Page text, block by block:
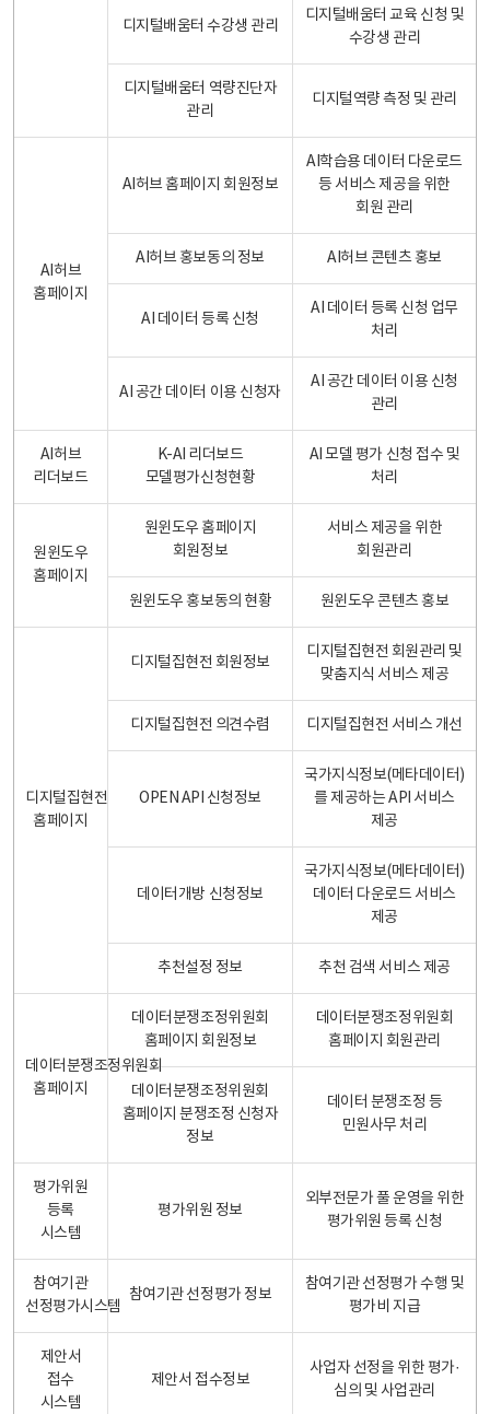
디지털배움터 수강생 관리
디지털배움터 교육 신청 및
수강생 관리
디지털배움터 역량진단자
관리
디지털역량 측정 및 관리
AI허브
홈페이지
AI허브 홈페이지 회원정보
AI학습용 데이터 다운로드
등 서비스 제공을 위한
회원 관리
AI허브 홍보동의 정보 AI허브 콘텐츠 홍보
AI 데이터 등록 신청
AI 데이터 등록 신청 업무
처리
AI 공간 데이터 이용 신청자
AI 공간 데이터 이용 신청
관리
AI허브
리더보드
K-AI 리더보드
모델평가신청현황
AI 모델 평가 신청 접수 및
처리
원윈도우
홈페이지
원윈도우 홈페이지
회원정보
서비스 제공을 위한
회원관리
원윈도우 홍보동의 현황 원윈도우 콘텐츠 홍보
디지털집현전
홈페이지
디지털집현전 회원정보
디지털집현전 회원관리 및
맞춤지식 서비스 제공
디지털집현전 의견수렴 디지털집현전 서비스 개선
OPEN API 신청정보
국가지식정보(메타데이터)
를 제공하는 API 서비스
제공
데이터개방 신청정보
국가지식정보(메타데이터)
데이터 다운로드 서비스
제공
추천설정 정보 추천 검색 서비스 제공
데이터분쟁조정위원회
홈페이지
데이터분쟁조정위원회
홈페이지 회원정보
데이터분쟁조정위원회
홈페이지 회원관리
데이터분쟁조정위원회
홈페이지 분쟁조정 신청자
정보
데이터 분쟁조정 등
민원사무 처리
평가위원
등록
시스템
평가위원 정보
외부전문가 풀 운영을 위한
평가위원 등록 신청
참여기관
선정평가시스템
참여기관 선정평가 정보
참여기관 선정평가 수행 및
평가비 지급
제안서
접수
시스템
제안서 접수정보
사업자 선정을 위한 평가·
심의 및 사업관리